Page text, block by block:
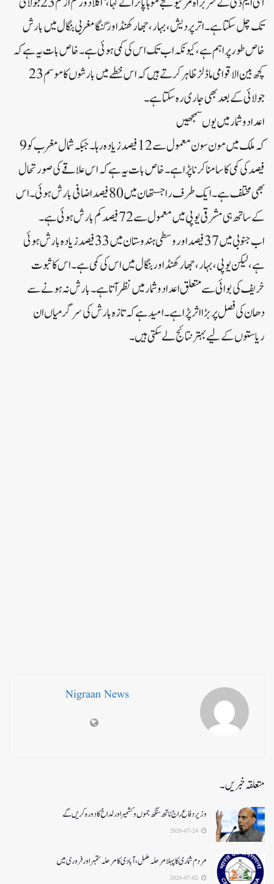
تک چل سکتا ہے۔اتر پردیش، بہار، جھارکھنڈ اور گنگا مغربی بنگال میں بارش
خاص طور پر اہم ہے، کیونکہ اب تک اس کی کمی ہوئی ہے۔خاص بات یہ ہے کہ
کچھ بین الاقوامی ماڈلز ظاہر کرتے ہیں کہ اس خطے میں بارشوں کا موسم 23
جولائی کے بعد بھی جاری رہ سکتا ہے۔
اعداد و شمار میں یوں سمجھیں
کہ ملک میں مون سون معمول سے 12 فیصد زیادہ رہا۔جبکہ شمال مغرب کو 9
فیصد کی کمی کا سامنا کرنا پڑا ہے۔خاص بات یہ ہے کہ اس علاقے کی صورتحال
بھی مختلف ہے۔ایک طرف راجستھان میں 80 فیصد اضافی بارش ہوئی۔اس
کے ساتھ ہی مشرقی یوپی میں معمول سے 72 فیصد کم بارش ہوئی ہے۔
اب جنوبی میں 37 فیصد اور وسطی ہندوستان میں 33 فیصد زیادہ بارش ہوئی
ہے، لیکن یوپی، بہار، جھارکھنڈ اور بنگال میں اس کی کمی ہے۔اس کا ثبوت
خریف کی بوائی سے متعلق اعداد و شمار میں نظر آتا ہے۔بارش نہ ہونے سے
دھان کی فصل پر بڑا اثر پڑا ہے۔امید ہے کہ تازہ بارش کی سرگرمیاں ان
ریاستوں کے لیے بہتر نتائج لے سکتی ہیں۔
Nigraan News
متعلقہ خبریں۔
وزیر دفاع راج ناتھ سنگھ جموں و کشمیر اور لداخ کا دورہ کریں گے
مردم شماری کا پہلا مرحلہ مکمل،آبادی کا مرحلہ ستمبر اور فروری میں